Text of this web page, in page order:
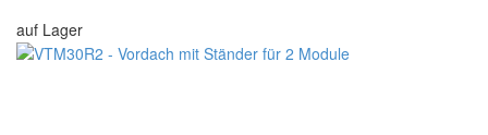
auf Lager